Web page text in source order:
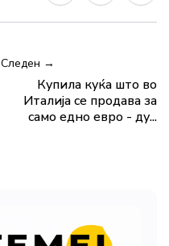
Следен →
Купила куќа што во
Италија се продава за
само едно евро - ду...